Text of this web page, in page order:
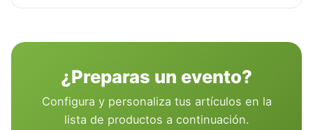
¿Preparas un evento?
Configura y personaliza tus artículos en la
lista de productos a continuación.